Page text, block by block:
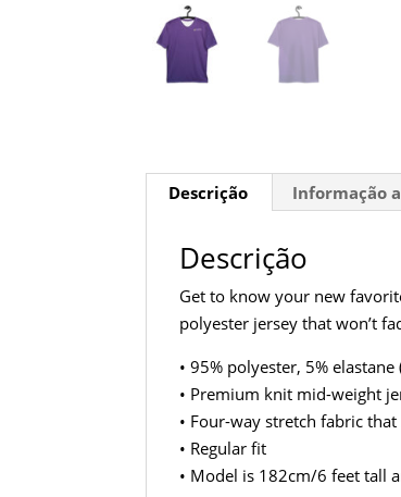
Descrição Informação
Descrição
Get to know your new
polyester jersey that won’t
• 95% polyester, 5%
• Premium knit mid-weight
• Four-way stretch fabric
• Regular fit
• Model is 182cm/6 feet tall